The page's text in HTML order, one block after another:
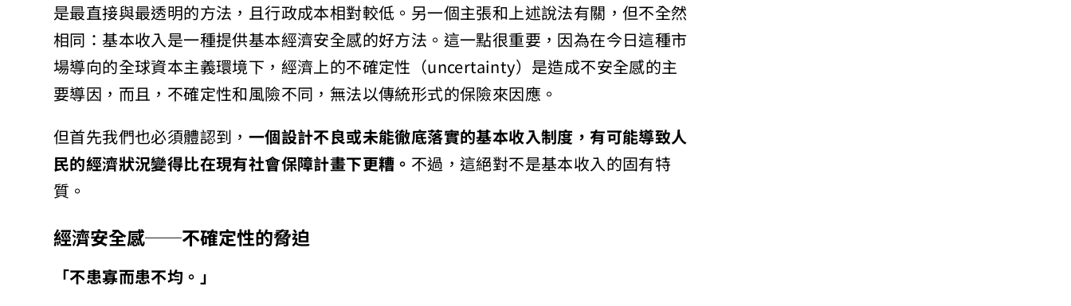
是最直接與最透明的方法，且行政成本相對較低。另一個主張和上述說法有關，但不全然
相同：基本收入是一種提供基本經濟安全感的好方法。這一點很重要，因為在今日這種市
場導向的全球資本主義環境下，經濟上的不確定性（uncertainty）是造成不安全感的主
要導因，而且，不確定性和風險不同，無法以傳統形式的保險來因應。
但首先我們也必須體認到，一個設計不良或未能徹底落實的基本收入制度，有可能導致人
民的經濟狀況變得比在現有社會保障計畫下更糟。不過，這絕對不是基本收入的固有特
質。
經濟安全感──不確定性的脅迫
「不患寡而患不均。」